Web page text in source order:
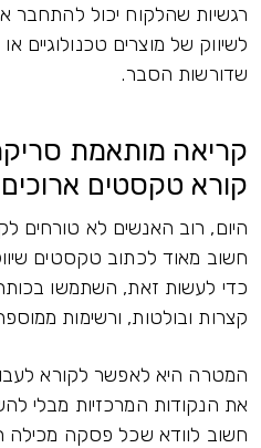
רגשיות שהלקוח יכול להתחבר
לשיווק של מוצרים טכנולוגיים
שדורשות הסבר.
קריאה מותאמת
קורא טקסטים ארוכים
היום, רוב האנשים לא טורחים
חשוב מאוד לכתוב טקסטים
כדי לעשות זאת, השתמשו
קצרות ובולטות, ורשימות
המטרה היא לאפשר לקורא
את הנקודות המרכזיות מבלי
חשוב לוודא שכל פסקה מכילה